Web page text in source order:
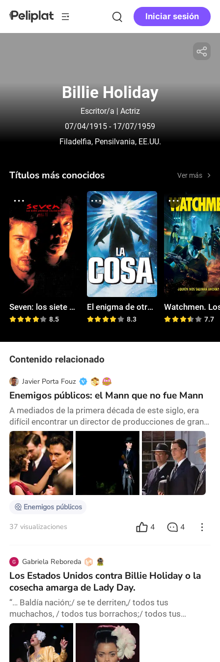
Iniciar sesión
Billie Holiday
Escritor/a | Actriz
07/04/1915 - 17/07/1959
Filadelfia, Pensilvania, EE.UU.
Títulos más conocidos Ver más
Seven: los siete pecados capitales
8.5
El enigma de otro mundo
8.3 7.7
Contenido relacionado
Javier Porta Fouz
Enemigos públicos: el Mann que no fue Mann
A mediados de la primera década de este siglo, era
difícil encontrar un director de producciones de gran
escala en Hollywood con los logros que ostentaba
Michael Mann. Se había convertido, además, en uno
de los más osados y ambiciosos. Había anotado una
serie de películas de excelencia como Fuego contra
fuego (Heat, 1995), El informante (The Insider, 1999),
Ali (2001), Colateral (2004) y Miami Vic
Enemigos públicos
37 visualizaciones 4 4
Gabriela Reboreda
Los Estados Unidos contra Billie Holiday o la
cosecha amarga de Lady Day.
“… Baldía nación;/ se te derriten,/ todos tus
muchachos, / todos tus borrachos;/ todos tus
drogados, / en un rincón.” José Cruz. Directamente del
martirologio de Hollywood: Pasión y muerte de Billie
Holiday; ícono del jazz cuyo nombre de pila fue
Eleanora Holiday Fagan (Pensilvania, 1915). Oveja